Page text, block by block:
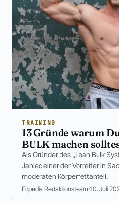
TRAINING
13 Gründe warum
BULK machen
Als Gründer des „Lean Bulk
Janiec einer der Vorreiter in
moderaten Körperfettanteil.
Fitpedia Redaktionsteam 10. Juli